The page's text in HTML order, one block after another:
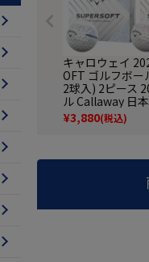
キャロウェイ
OFT ゴルフボー
2球入) 2ピース
ル Callaway 日
フ ゴルフボール
¥3,880(税込)